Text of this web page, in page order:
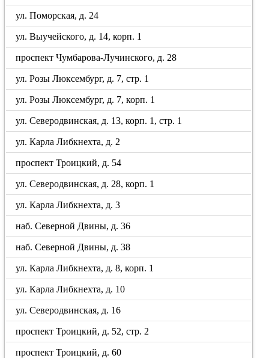
ул. Поморская, д. 24
ул. Выучейского, д. 14, корп. 1
проспект Чумбарова-Лучинского, д. 28
ул. Розы Люксембург, д. 7, стр. 1
ул. Розы Люксембург, д. 7, корп. 1
ул. Северодвинская, д. 13, корп. 1, стр. 1
ул. Карла Либкнехта, д. 2
проспект Троицкий, д. 54
ул. Северодвинская, д. 28, корп. 1
ул. Карла Либкнехта, д. 3
наб. Северной Двины, д. 36
наб. Северной Двины, д. 38
ул. Карла Либкнехта, д. 8, корп. 1
ул. Карла Либкнехта, д. 10
ул. Северодвинская, д. 16
проспект Троицкий, д. 52, стр. 2
проспект Троицкий, д. 60